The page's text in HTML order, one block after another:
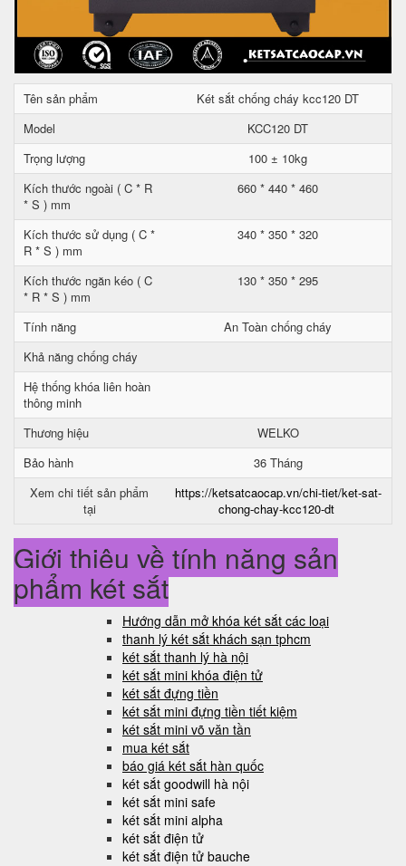
Tên sản phẩm
Két sắt chống cháy kcc120 DT
Model
KCC120 DT
Trọng lượng
100 ± 10kg
Kích thước ngoài ( C * R
* S ) mm
660 * 440 * 460
Kích thước sử dụng ( C *
R * S ) mm
340 * 350 * 320
Kích thước ngăn kéo ( C
* R * S ) mm
130 * 350 * 295
Tính năng
An Toàn chống cháy
Khả năng chống cháy
Hệ thống khóa liên hoàn
thông minh
Thương hiệu
WELKO
Bảo hành
36 Tháng
Xem chi tiết sản phẩm
tại
https://ketsatcaocap.vn/chi-tiet/ket-sat-
chong-chay-kcc120-dt
Giới thiệu về tính năng sản
phẩm két sắt
Hướng dẫn mở khóa két sắt các loại
thanh lý két sắt khách sạn tphcm
két sắt thanh lý hà nội
két sắt mini khóa điện tử
két sắt đựng tiền
két sắt mini đựng tiền tiết kiệm
két sắt mini võ văn tần
mua két sắt
báo giá két sắt hàn quốc
két sắt goodwill hà nội
két sắt mini safe
két sắt mini alpha
két sắt điện tử
két sắt điện tử bauche